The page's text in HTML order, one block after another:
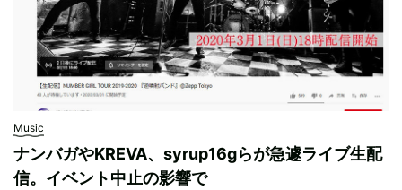
Music
ナンバガやKREVA、syrup16gらが急遽ライブ生配
信。イベント中止の影響で